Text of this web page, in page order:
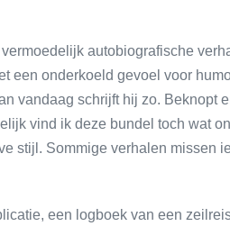
autobiografische
een onderkoeld gevoel voor
vandaag schrijft hij zo. Beknopt
vind ik deze bundel toch wat
stijl. Sommige verhalen missen
een logboek van een